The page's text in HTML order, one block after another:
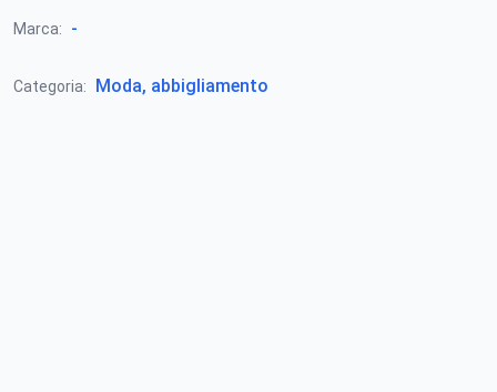
Marca: -
Categoria: Moda, abbigliamento